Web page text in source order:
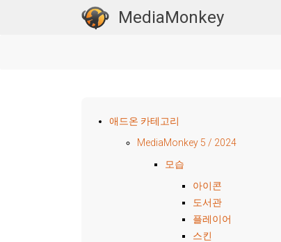
MediaMonkey
애드온 카테고리
MediaMonkey 5 / 2024
모습
아이콘
도서관
플레이어
스킨